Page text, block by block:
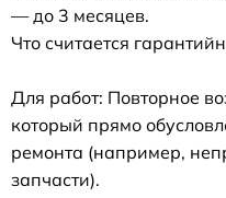
— до 3 месяцев.
Что считается
Для работ: Повторное
который прямо
ремонта (например,
запчасти).